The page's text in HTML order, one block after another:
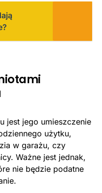
jest jego umieszczenie
użytku,
w garażu, czy
Ważne jest jednak,
nie będzie podatne